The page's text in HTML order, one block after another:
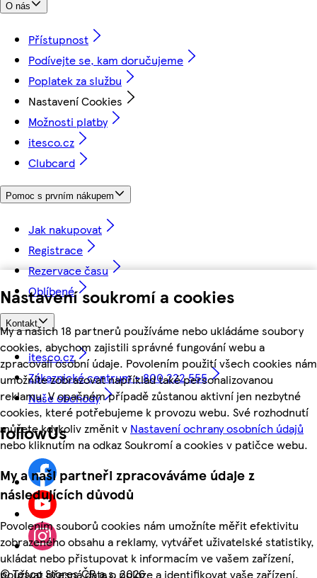
Nastavení soukromí a cookies
My a našich 18 partnerů používáme nebo ukládáme soubory
cookies, abychom zajistili správné fungování webu a
zpracovali osobní údaje. Povolením použití všech cookies nám
umožníte zobrazovat například také personalizovanou
reklamu. V opačném případě zůstanou aktivní jen nezbytné
cookies, které potřebujeme k provozu webu. Své rozhodnutí
můžete kdykoliv změnit v Nastavení ochrany osobních údajů
nebo kliknutím na odkaz Soukromí a cookies v patičce webu.
My a naši partneři zpracováváme údaje z
následujících důvodů
Povolením souborů cookies nám umožníte měřit efektivitu
zobrazeného obsahu a reklamy, vytvářet uživatelské statistiky,
ukládat nebo přistupovat k informacím ve vašem zařízení,
používat přesná data o poloze a identifikovat vaše zařízení.
O nás
Přístupnost
Podívejte se, kam doručujeme
Poplatek za službu
Nastavení Cookies
Možnosti platby
itesco.cz
Clubcard
Pomoc s prvním nákupem
Jak nakupovat
Registrace
Rezervace času
Oblíbené
Kontakt
itesco.cz
Zákaznické centrum - 800 222 555
Naše obchody
followUs
©Tesco Stores ČR a.s. 2026